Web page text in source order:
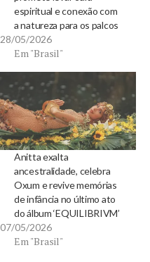
espiritual e conexão com
a natureza para os palcos
28/05/2026
Em "Brasil"
Anitta exalta
ancestralidade, celebra
Oxum e revive memórias
de infância no último ato
do álbum ‘EQUILIBRIVM’
07/05/2026
Em "Brasil"